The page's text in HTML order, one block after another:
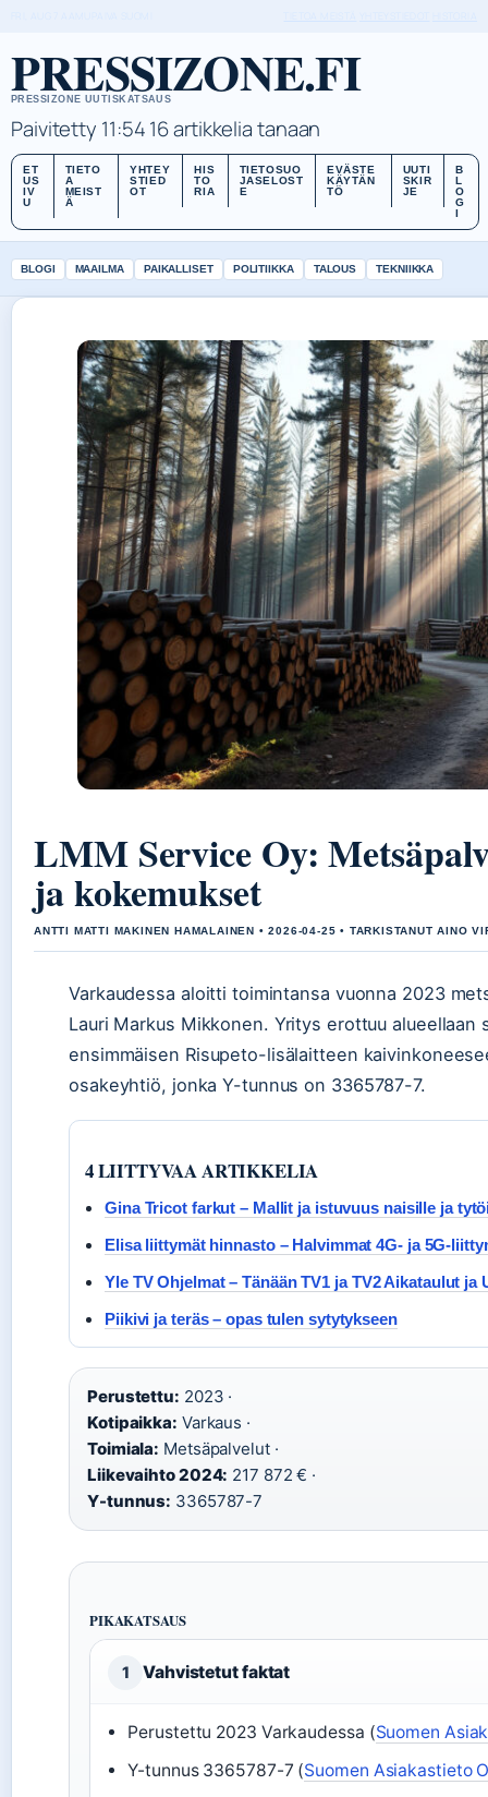
PRESSIZONE.FI
PRESSIZONE UUTISKATSAUS
Paivitetty 11:5416 artikkelia tanaan
ET
US
IV
U
TIETO
A
MEIST
Ä
YHTEY
STIED
OT
HIS
TO
RIA
TIETOSUO
JASELOST
E
EVÄSTE
KÄYTÄN
TÖ
UUTI
SKIR
JE
B
L
O
G
I
BLOGI MAAILMA PAIKALLISET POLITIIKKA TALOUS TEKNIIKKA
LMM Service Oy:
ja kokemukset
ANTTI MATTI MAKINEN HAMALAINEN • 2026-04-25 • TARKISTANUT AINO
Varkaudessa aloitti toimintansa vuonna 2023
Lauri Markus Mikkonen. Yritys erottuu
ensimmäisen Risupeto-lisälaitteen
osakeyhtiö, jonka Y-tunnus on 3365787-7.
4 LIITTYVAA ARTIKKELIA
Gina Tricot farkut – Mallit ja istuvuus naisille ja
Elisa liittymät hinnasto – Halvimmat 4G- ja 5G-
Yle TV Ohjelmat – Tänään TV1 ja TV2 Aikataulut ja
Piikivi ja teräs – opas tulen sytytykseen
Perustettu: 2023 ·
Kotipaikka: Varkaus ·
Toimiala: Metsäpalvelut ·
Liikevaihto 2024: 217 872 € ·
Y-tunnus: 3365787-7
PIKAKATSAUS
1 Vahvistetut faktat
Perustettu 2023 Varkaudessa (Suomen
Y-tunnus 3365787-7 (Suomen Asiakastieto